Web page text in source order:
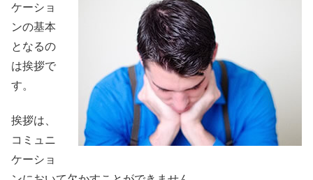
ケーショ
ンの基本
となるの
は挨拶で
す。
挨拶は、
コミュニ
ケーショ